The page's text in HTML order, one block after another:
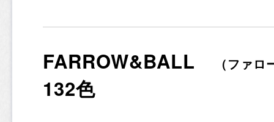
FARROW&BALL （ファ
132色